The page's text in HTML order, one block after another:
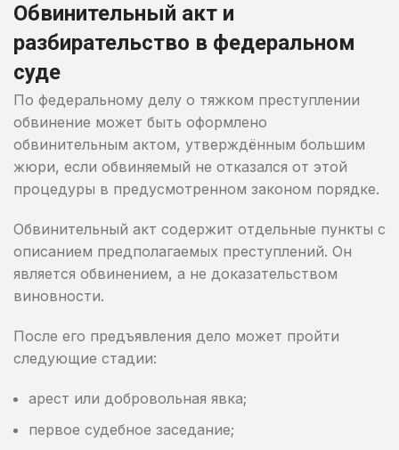
Обвинительный акт и
разбирательство в федеральном
суде
По федеральному делу о тяжком преступлении
обвинение может быть оформлено
обвинительным актом, утверждённым большим
жюри, если обвиняемый не отказался от этой
процедуры в предусмотренном законом порядке.
Обвинительный акт содержит отдельные пункты с
описанием предполагаемых преступлений. Он
является обвинением, а не доказательством
виновности.
После его предъявления дело может пройти
следующие стадии:
арест или добровольная явка;
первое судебное заседание;